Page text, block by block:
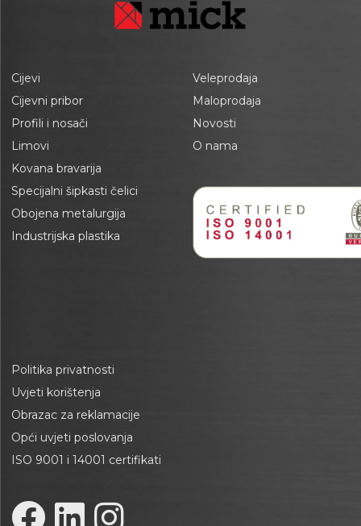
Cijevi
Cijevni pribor
Profili i nosači
Limovi
Kovana bravarija
Specijalni šipkasti čelici
Obojena metalurgija
Industrijska plastika
Veleprodaja
Maloprodaja
Novosti
O nama
Politika privatnosti
Uvjeti korištenja
Obrazac za reklamacije
Opći uvjeti poslovanja
ISO 9001 i 14001 certifikati